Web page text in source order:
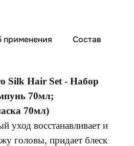
применения Состав
Silk Hair Set - Набор
70мл;
70мл)
уход восстанавливает и
головы, придает блеск